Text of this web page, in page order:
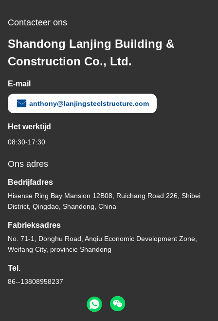
Contacteer ons
Shandong Lanjing Building &
Construction Co., Ltd.
E-mail
anthony@lanjingsteelstructure.com
Het werktijd
08:30-17:30
Ons adres
Bedrijfadres
Hisense Ring Bay Mansion 12B08, Ruichang Road 226, Shibei
District, Qingdao, Shandong, China
Fabrieksadres
No. 71-1, Donghu Road, Anqiu Economic Development Zone,
Weifang City, provincie Shandong
Tel.
86--13808958237